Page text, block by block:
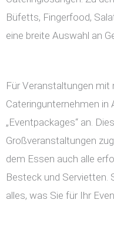
Büfetts, Fingerfood,
eine breite Auswahl an
Für Veranstaltungen mit
Cateringunternehmen in
„Eventpackages“ an.
Großveranstaltungen
dem Essen auch alle
Besteck und Servietten.
alles, was Sie für Ihr